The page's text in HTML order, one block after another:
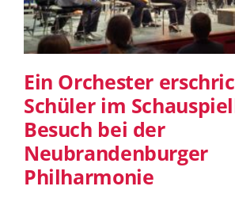
Ein Orchester
Schüler im
Besuch bei der
Neubrandenburger
Philharmonie